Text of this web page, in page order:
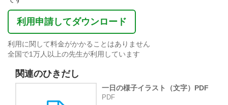
利用申請してダウンロード
利用に関して料金がかかることはありません
全国で1万人以上の先生が利用しています
関連のひきだし
一日の様子イラスト（文字）PDF
PDF